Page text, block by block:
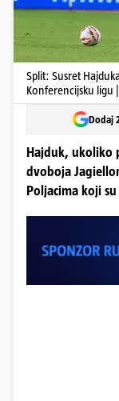
Split: Susret
Konferencijsku ligu |
Dodaj
Hajduk, ukoliko
dvoboja
Poljacima koji